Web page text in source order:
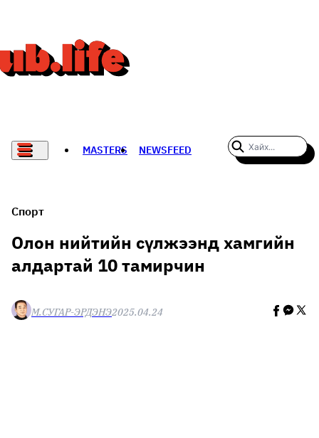
MASTERS NEWSFEED
THE NEW YORK TIMES
Спорт
Олон нийтийн сүлжээнд хамгийн
алдартай 10 тамирчин
М.СУГАР-ЭРДЭНЭ2025.04.24